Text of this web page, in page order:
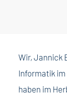
Wir, Jannick
Informatik im
haben im